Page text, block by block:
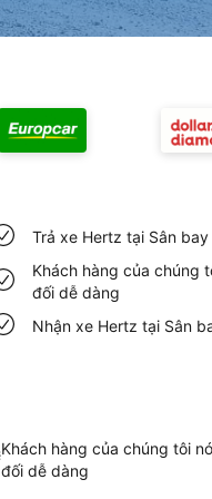
Trả xe Hertz tại Sân
Khách hàng của chúng
đối dễ dàng
Nhận xe Hertz tại Sân
Khách hàng của chúng tôi
đối dễ dàng